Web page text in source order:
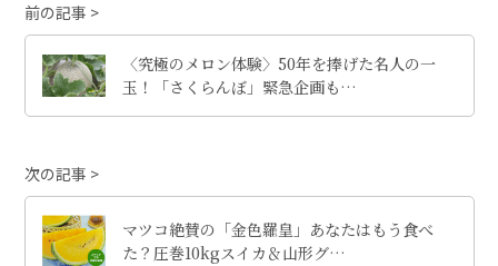
前の記事
〈究極のメロン体験〉50年を捧げた名人の一
玉！「さくらんぼ」緊急企画も…
次の記事
マツコ絶賛の「金色羅皇」あなたはもう食べ
た？圧巻10kgスイカ＆山形グ…